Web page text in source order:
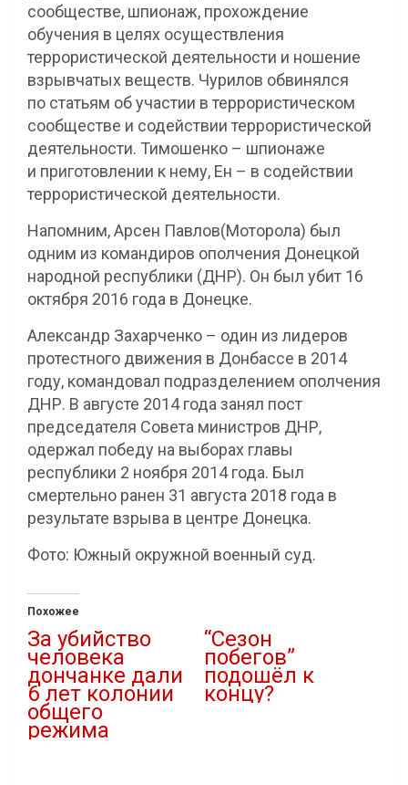
сообществе, шпионаж, прохождение
обучения в целях осуществления
террористической деятельности и ношение
взрывчатых веществ. Чурилов обвинялся
по статьям об участии в террористическом
сообществе и содействии террористической
деятельности. Тимошенко – шпионаже
и приготовлении к нему, Ен – в содействии
террористической деятельности.
Напомним, Арсен Павлов(Моторола) был
одним из командиров ополчения Донецкой
народной республики (ДНР). Он был убит 16
октября 2016 года в Донецке.
Александр Захарченко – один из лидеров
протестного движения в Донбассе в 2014
году, командовал подразделением ополчения
ДНР. В августе 2014 года занял пост
председателя Совета министров ДНР,
одержал победу на выборах главы
республики 2 ноября 2014 года. Был
смертельно ранен 31 августа 2018 года в
результате взрыва в центре Донецка.
Фото: Южный окружной военный суд.
Похожее
За убийство
человека
дончанке дали
6 лет колонии
общего
режима
“Сезон
побегов”
подошёл к
концу?